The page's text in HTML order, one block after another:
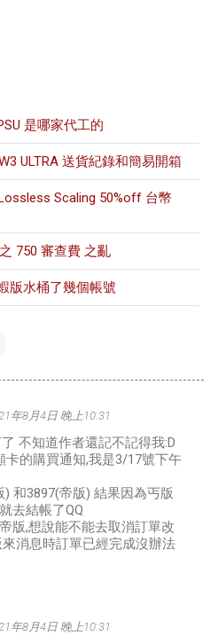
是哪家代工的
ULTRA 送貨紀錄和簡易開箱
Scaling 50%off 台幣
750 審查費 之亂
版水桶了幾個帳號
年8月4日 晚上10:31
不知道作者還記不記得我:D
卡的購買通知,我是3/17號下午
) 和3897(帝版) 結果因為丐版
去結帳了QQ
版,想說能不能去取消訂單改
消息時訂單已經完成沒辦法
年8月4日 晚上10:31